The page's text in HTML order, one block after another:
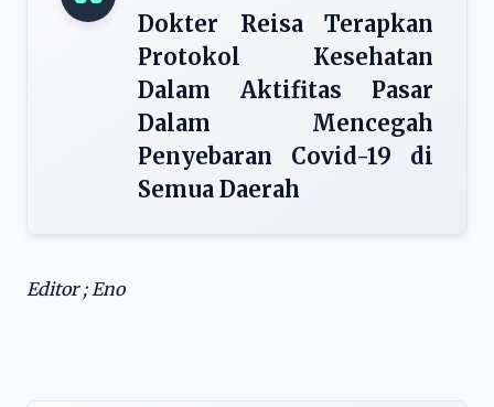
Dokter Reisa Terapkan
Protokol Kesehatan
Dalam Aktifitas Pasar
Dalam Mencegah
Penyebaran Covid-19 di
Semua Daerah
Editor ; Eno